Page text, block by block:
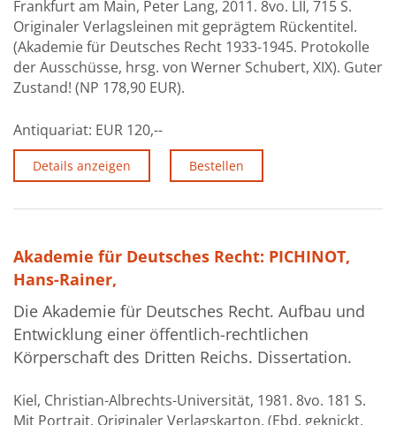
Frankfurt am Main, Peter Lang, 2011. 8vo. LII, 715 S.
Originaler Verlagsleinen mit geprägtem Rückentitel.
(Akademie für Deutsches Recht 1933-1945. Protokolle
der Ausschüsse, hrsg. von Werner Schubert, XIX). Guter
Zustand! (NP 178,90 EUR).
Antiquariat: EUR 120,--
Details anzeigen Bestellen
Akademie für Deutsches Recht: PICHINOT,
Hans-Rainer,
Die Akademie für Deutsches Recht. Aufbau und
Entwicklung einer öffentlich-rechtlichen
Körperschaft des Dritten Reichs. Dissertation.
Kiel, Christian-Albrechts-Universität, 1981. 8vo. 181 S.
Mit Portrait. Originaler Verlagskarton. (Ebd. geknickt,